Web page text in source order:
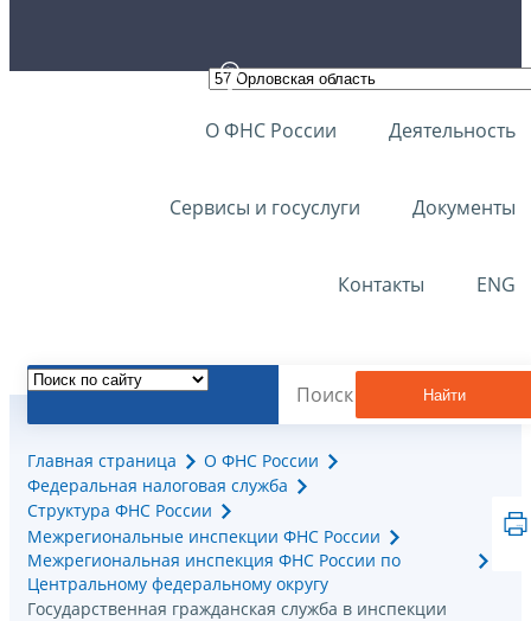
О ФНС России Деятельность
Сервисы и госуслуги Документы
Контакты ENG
Найти
Главная страница
О ФНС России
Федеральная налоговая служба
Структура ФНС России
Межрегиональные инспекции ФНС России
Межрегиональная инспекция ФНС России по
Центральному федеральному округу
Государственная гражданская служба в инспекции